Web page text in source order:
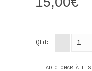
Qtd:
ADICIONAR À